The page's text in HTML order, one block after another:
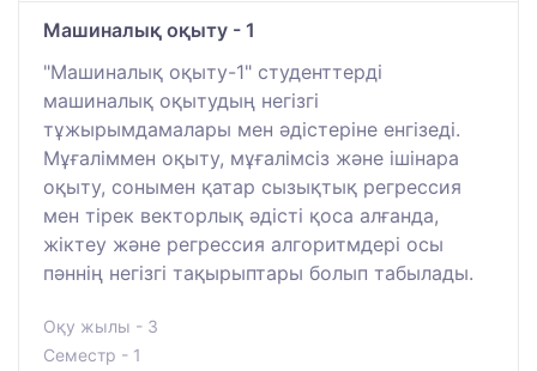
Машиналық оқыту - 1
"Машиналық оқыту-1" студенттерді
машиналық оқытудың негізгі
тұжырымдамалары мен әдістеріне енгізеді.
Мұғаліммен оқыту, мұғалімсіз және ішінара
оқыту, сонымен қатар сызықтық регрессия
мен тірек векторлық әдісті қоса алғанда,
жіктеу және регрессия алгоритмдері осы
пәннің негізгі тақырыптары болып табылады.
Оқу жылы - 3
Семестр - 1